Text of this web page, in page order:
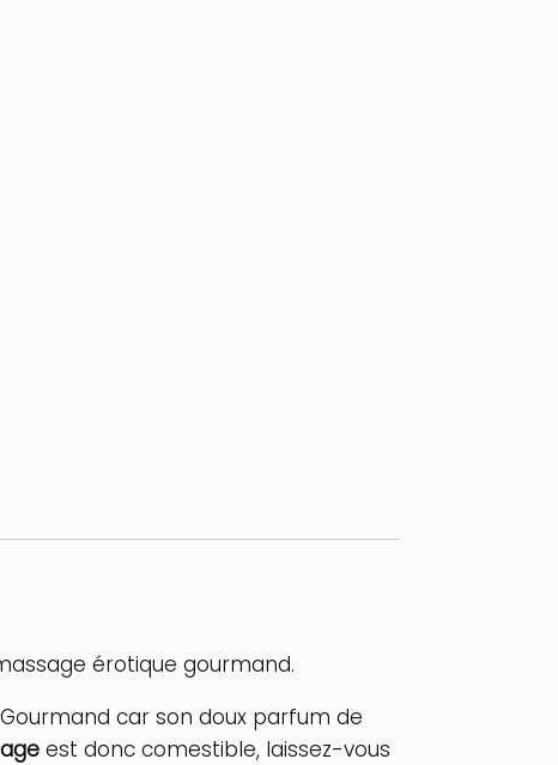
érotique gourmand.
car son doux parfum de
est donc comestible, laissez-vous